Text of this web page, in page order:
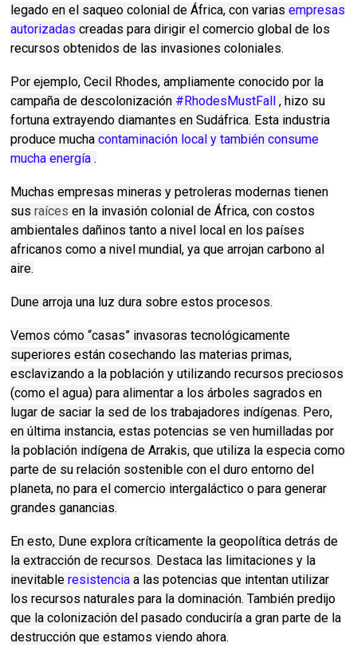
legado en el saqueo colonial de África, con variasempresas
autorizadas creadas para dirigir el comercio global de los
recursos obtenidos de las invasiones coloniales.
Por ejemplo, Cecil Rhodes, ampliamente conocido por la
campaña de descolonización #RhodesMustFall , hizo su
fortuna extrayendo diamantes en Sudáfrica. Esta industria
produce muchacontaminación local y también consume
mucha energía .
Muchas empresas mineras y petroleras modernas tienen
susraíces en la invasión colonial de África, con costos
ambientales dañinos tanto a nivel local en los países
africanos como a nivel mundial, ya que arrojan carbono al
aire.
Dune arroja una luz dura sobre estos procesos.
Vemos cómo “casas” invasoras tecnológicamente
superiores están cosechando las materias primas,
esclavizando a la población y utilizando recursos preciosos
(como el agua) para alimentar a los árboles sagrados en
lugar de saciar la sed de los trabajadores indígenas. Pero,
en última instancia, estas potencias se ven humilladas por
la población indígena de Arrakis, que utiliza la especia como
parte de su relación sostenible con el duro entorno del
planeta, no para el comercio intergaláctico o para generar
grandes ganancias.
En esto, Dune explora críticamente la geopolítica detrás de
la extracción de recursos. Destaca las limitaciones y la
inevitableresistencia a las potencias que intentan utilizar
los recursos naturales para la dominación.También predijo
que la colonización del pasado conduciría a gran parte de la
destrucción que estamos viendo ahora.